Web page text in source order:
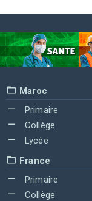
Maroc
Primaire
Collège
Lycée
France
Primaire
Collège